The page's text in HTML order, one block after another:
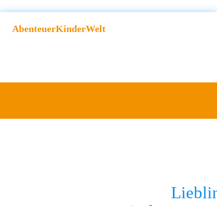
AbenteuerKinderWelt